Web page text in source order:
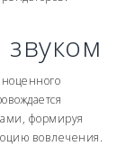
формируя
вовлечения.